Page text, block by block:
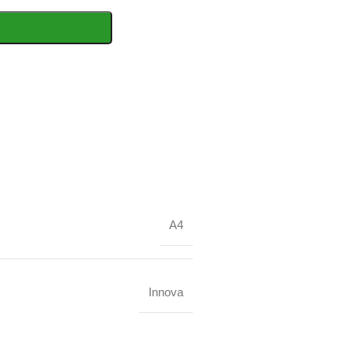
A4
Innova